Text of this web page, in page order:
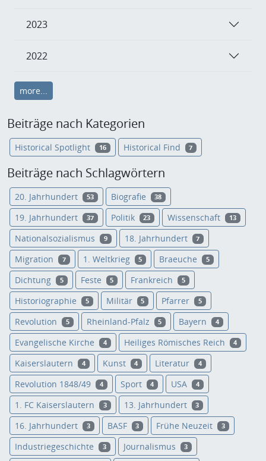
2023
2022
more...
Beiträge nach Kategorien
Historical Spotlight 16 Historical Find 7
Beiträge nach Schlagwörtern
20. Jahrhundert 53 Biografie 38
19. Jahrhundert 37 Politik 23 Wissenschaft 13
Nationalsozialismus 9 18. Jahrhundert 7
Migration 7 1. Weltkrieg 5 Braeuche 5
Dichtung 5 Feste 5 Frankreich 5
Historiographie 5 Militär 5 Pfarrer 5
Revolution 5 Rheinland-Pfalz 5 Bayern 4
Evangelische Kirche 4 Heiliges Römisches Reich 4
Kaiserslautern 4 Kunst 4 Literatur 4
Revolution 1848/49 4 Sport 4 USA 4
1. FC Kaiserslautern 3 13. Jahrhundert 3
16. Jahrhundert 3 BASF 3 Frühe Neuzeit 3
Industriegeschichte 3 Journalismus 3